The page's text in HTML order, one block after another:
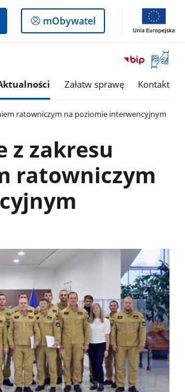
Logowanie
do
mObywatel
Otwórz
okno
z
Załatw sprawę Kontakt
ratowniczym na poziomie interwencyjnym
z zakresu
ratowniczym